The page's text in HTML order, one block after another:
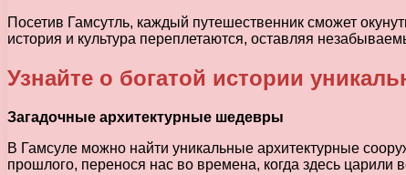
Посетив Гамсутль, каждый путешественник сможет
история и культура переплетаются, оставляя
Узнайте о богатой истории
Загадочные архитектурные шедевры
В Гамсуле можно найти уникальные архитектурные
прошлого, перенося нас во времена, когда здесь